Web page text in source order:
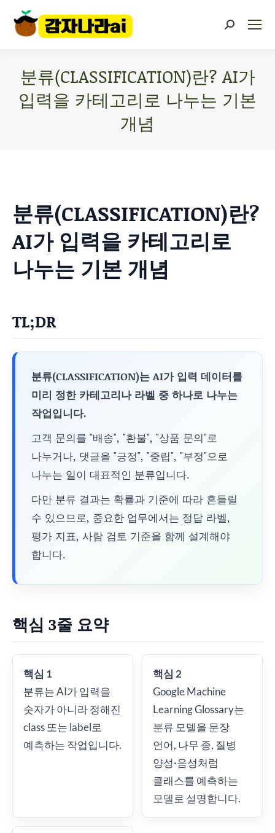
분류(CLASSIFICATION)란? AI가
입력을 카테고리로 나누는 기본
개념
분류(CLASSIFICATION)란?
AI가 입력을 카테고리로
나누는 기본 개념
TL;DR
분류(CLASSIFICATION)는 AI가 입력 데이터를
미리 정한 카테고리나 라벨 중 하나로 나누는
작업입니다.
고객 문의를 "배송", "환불", "상품 문의"로
나누거나, 댓글을 "긍정", "중립", "부정"으로
나누는 일이 대표적인 분류입니다.
다만 분류 결과는 확률과 기준에 따라 흔들릴
수 있으므로, 중요한 업무에서는 정답 라벨,
평가 지표, 사람 검토 기준을 함께 설계해야
합니다.
핵심 3줄 요약
핵심 1
분류는 AI가 입력을
숫자가 아니라 정해진
class 또는 label로
예측하는 작업입니다.
핵심 2
Google Machine
Learning Glossary는
분류 모델을 문장
언어, 나무 종, 질병
양성·음성처럼
클래스를 예측하는
모델로 설명합니다.